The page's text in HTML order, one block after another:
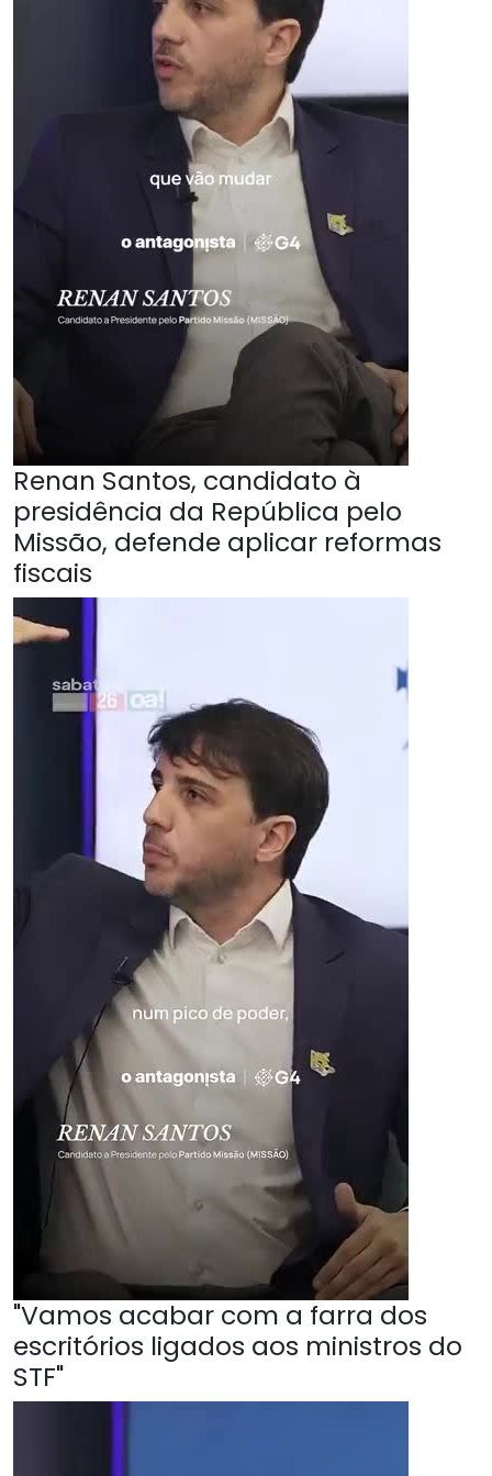
Renan Santos, candidato à
presidência da República pelo
Missão, defende aplicar reformas
fiscais
"Vamos acabar com a farra dos
escritórios ligados aos ministros do
STF"